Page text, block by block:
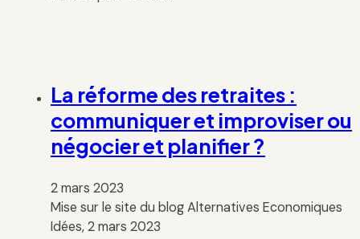
La réforme des retraites :
communiquer et improviser ou
négocier et planifier ?
2 mars 2023
Mise sur le site du blog Alternatives Economiques
Idées, 2 mars 2023